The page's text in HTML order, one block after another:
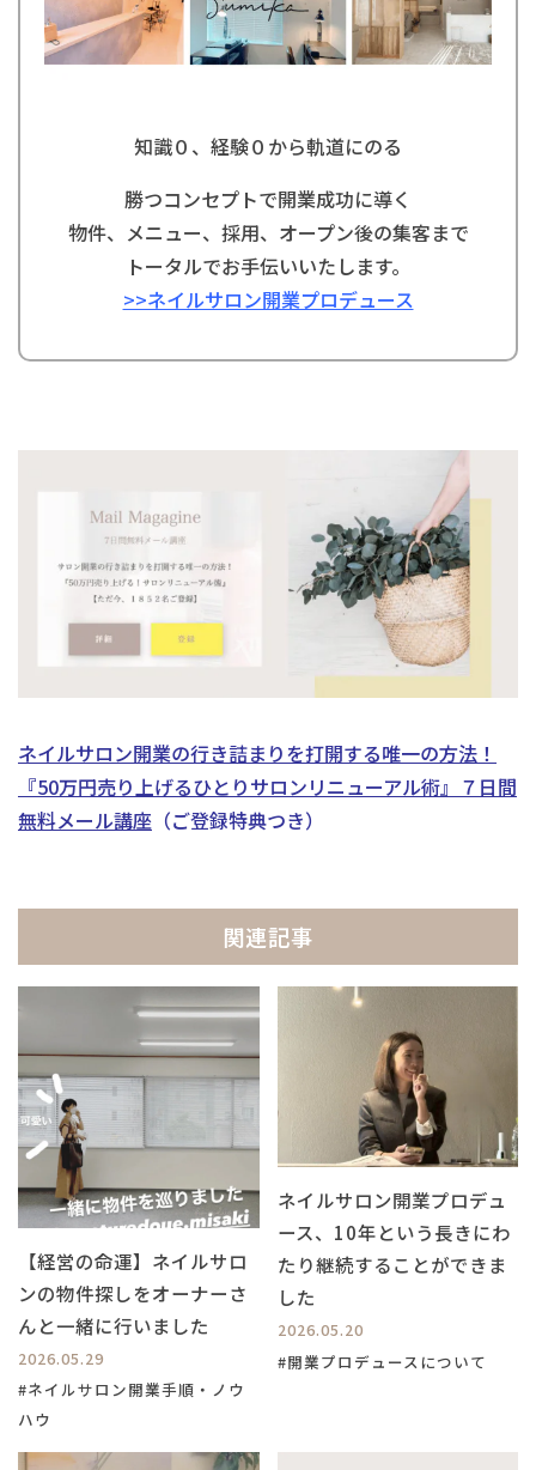
知識０、経験０から軌道にのる
勝つコンセプトで開業成功に導く
物件、メニュー、採用、オープン後の集客まで
トータルでお手伝いいたします。
>>ネイルサロン開業プロデュース
ネイルサロン開業の行き詰まりを打開する唯一の方法！
『50万円売り上げるひとりサロンリニューアル術』 ７日間
無料メール講座 （ご登録特典つき）
関連記事
【経営の命運】ネイルサロ
ンの物件探しをオーナーさ
んと一緒に行いました
2026.05.29
#ネイルサロン開業手順・ノウ
ハウ
ネイルサロン開業プロデュ
ース、10年という長きにわ
たり継続することができま
した
2026.05.20
#開業プロデュースについて